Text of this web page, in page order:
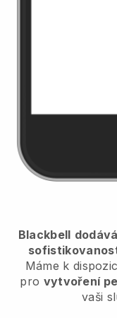
Blackbell
Máme k
pro vytvoření
vaši